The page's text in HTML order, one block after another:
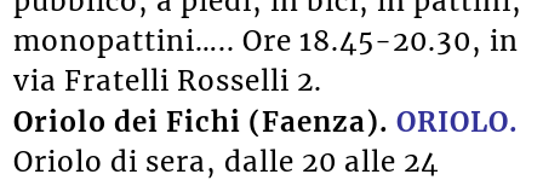
monopattini….. Ore 18.45-20.30, in
via Fratelli Rosselli 2.
Oriolo dei Fichi (Faenza).ORIOLO.
Oriolo di sera, dalle 20 alle 24